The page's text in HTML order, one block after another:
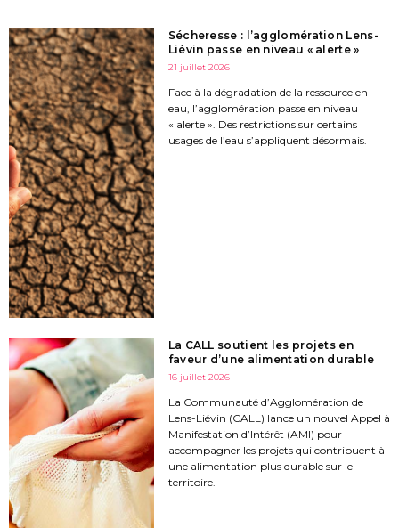
Sécheresse : l’agglomération Lens-
Liévin passe en niveau « alerte »
21 juillet 2026
Face à la dégradation de la ressource en
eau, l’agglomération passe en niveau
« alerte ». Des restrictions sur certains
usages de l’eau s’appliquent désormais.
La CALL soutient les projets en
faveur d’une alimentation durable
16 juillet 2026
La Communauté d’Agglomération de
Lens-Liévin (CALL) lance un nouvel Appel à
Manifestation d’Intérêt (AMI) pour
accompagner les projets qui contribuent à
une alimentation plus durable sur le
territoire.